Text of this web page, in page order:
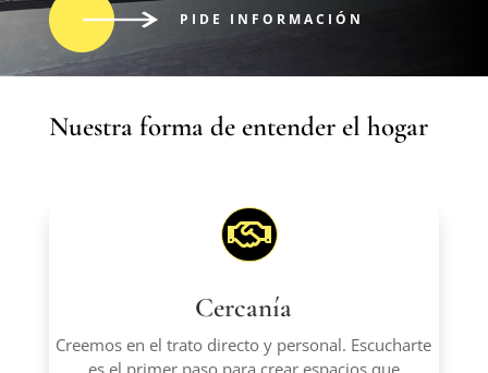
PIDE INFORMACIÓN
Nuestra forma de entender el hogar

Cercanía
Creemos en el trato directo y personal. Escucharte